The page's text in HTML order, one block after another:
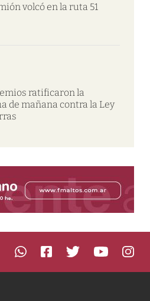
volcó en la ruta 51
ratificaron la
de mañana contra la Ley